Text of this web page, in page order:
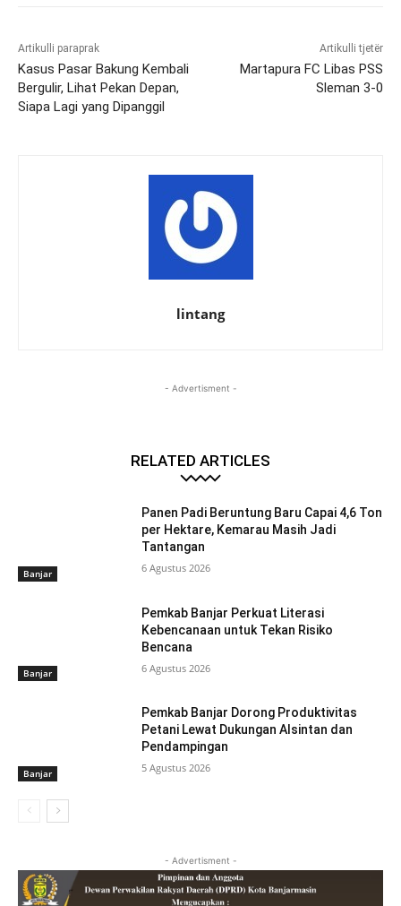
Artikulli paraprak
Kasus Pasar Bakung Kembali
Bergulir, Lihat Pekan Depan,
Siapa Lagi yang Dipanggil
Artikulli tjetër
Martapura FC Libas PSS
Sleman 3-0
lintang
- Advertisment -
RELATED ARTICLES
Banjar
Panen Padi Beruntung Baru Capai 4,6 Ton
per Hektare, Kemarau Masih Jadi
Tantangan
6 Agustus 2026
Banjar
Pemkab Banjar Perkuat Literasi
Kebencanaan untuk Tekan Risiko
Bencana
6 Agustus 2026
Banjar
Pemkab Banjar Dorong Produktivitas
Petani Lewat Dukungan Alsintan dan
Pendampingan
5 Agustus 2026
- Advertisment -